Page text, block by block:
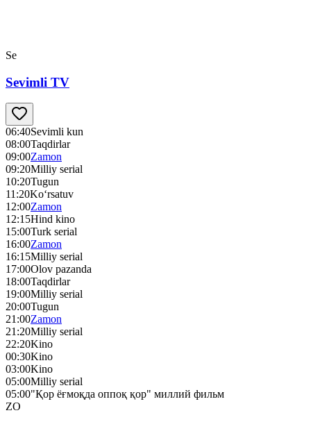
Se
Sevimli TV
06:40Sevimli kun
08:00Taqdirlar
09:00Zamon
09:20Milliy serial
10:20Tugun
11:20Ko‘rsatuv
12:00Zamon
12:15Hind kino
15:00Turk serial
16:00Zamon
16:15Milliy serial
17:00Olov pazanda
18:00Taqdirlar
19:00Milliy serial
20:00Tugun
21:00Zamon
21:20Milliy serial
22:20Kino
00:30Kino
03:00Kino
05:00Milliy serial
05:00"Қор ёғмоқда оппоқ қор" миллий фильм
ZO